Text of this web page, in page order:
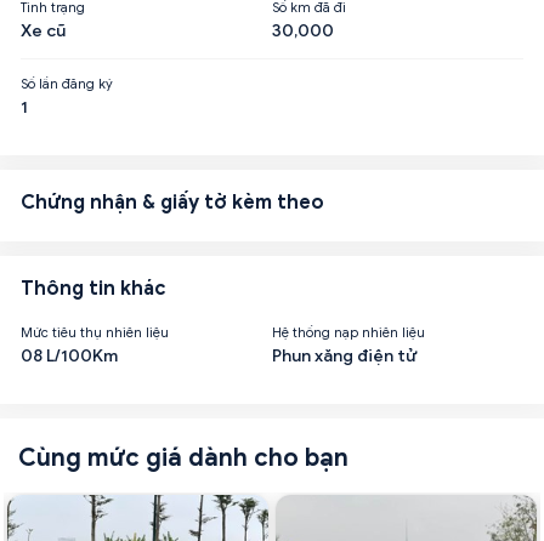
Tình trạng
Xe cũ
Số km đã đi
30,000
Số lần đăng ký
1
Chứng nhận & giấy tờ kèm theo
Thông tin khác
Mức tiêu thụ nhiên liệu
08 L/100Km
Hệ thống nạp nhiên liệu
Phun xăng điện tử
Cùng mức giá dành cho bạn